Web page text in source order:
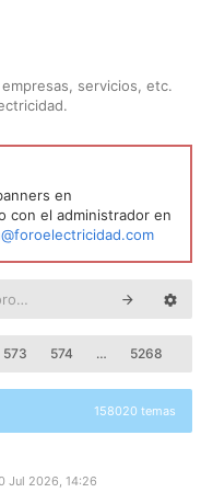
servicios, etc.
en
con el administrador en
573 574 … 5268
158020 temas
Jul 2026, 14:26